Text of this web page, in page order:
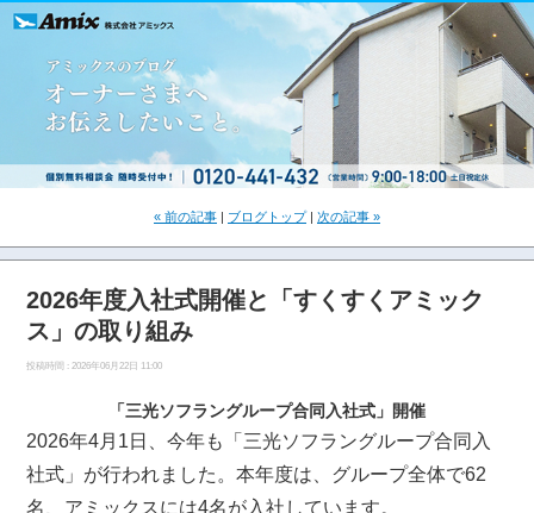
« 前の記事 ブログトップ| 次の記事 »
2026年度入社式開催と「すくすくアミック
ス」の取り組み
投稿時間 : 2026年06月22日 11:00
「三光ソフラングループ合同入社式」開催
2026年4月1日、今年も「三光ソフラングループ合同入
社式」が行われました。本年度は、グループ全体で62
名、アミックスには4名が入社しています。